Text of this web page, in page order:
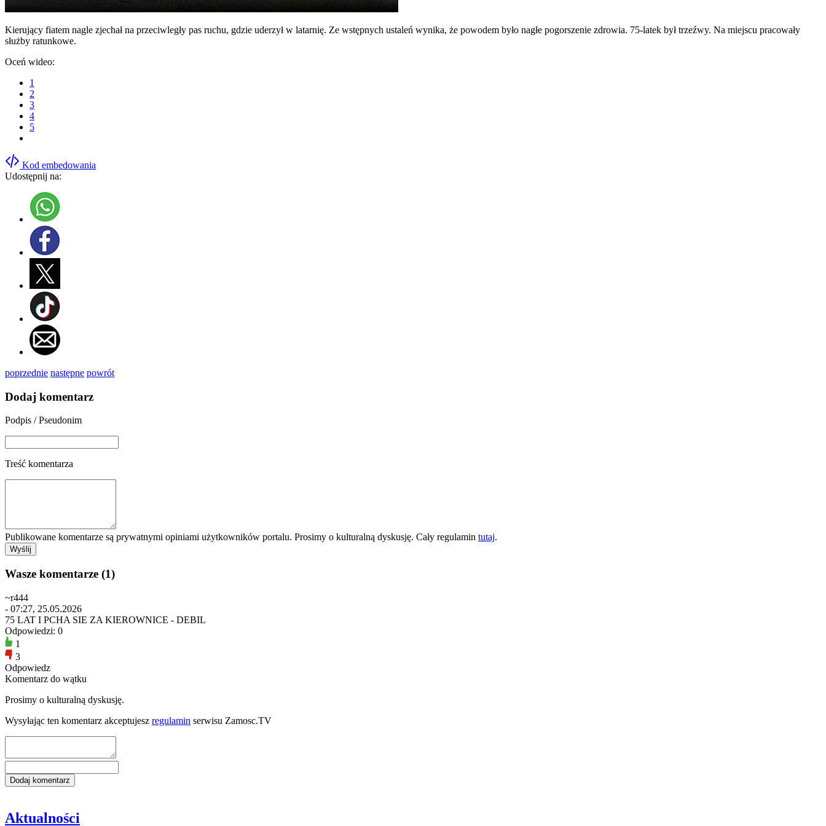
Kierujący fiatem nagle zjechał na przeciwległy pas ruchu, gdzie uderzył w latarnię. Ze wstępnych ustaleń wynika, że powodem było nagłe pogorszenie zdrowia. 75-latek był trzeźwy. Na miejscu pracowały
służby ratunkowe.
Oceń wideo:
1
2
3
4
5
Kod embedowania
Udostępnij na:
poprzednie następne powrót
Dodaj komentarz
Podpis / Pseudonim
Treść komentarza
Publikowane komentarze są prywatnymi opiniami użytkowników portalu. Prosimy o kulturalną dyskusję. Cały regulamin tutaj.
Wasze komentarze (1)
~r444
- 07:27, 25.05.2026
75 LAT I PCHA SIE ZA KIEROWNICE - DEBIL
Odpowiedzi: 0
1
3
Odpowiedz
Komentarz do wątku
Prosimy o kulturalną dyskusję.
Wysyłając ten komentarz akceptujesz regulamin serwisu Zamosc.TV
Aktualności